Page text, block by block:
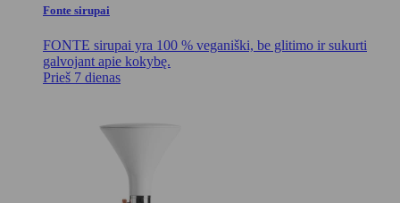
Fonte sirupai
FONTE sirupai yra 100 % veganiški, be glitimo ir sukurti
galvojant apie kokybę.
Prieš 7 dienas